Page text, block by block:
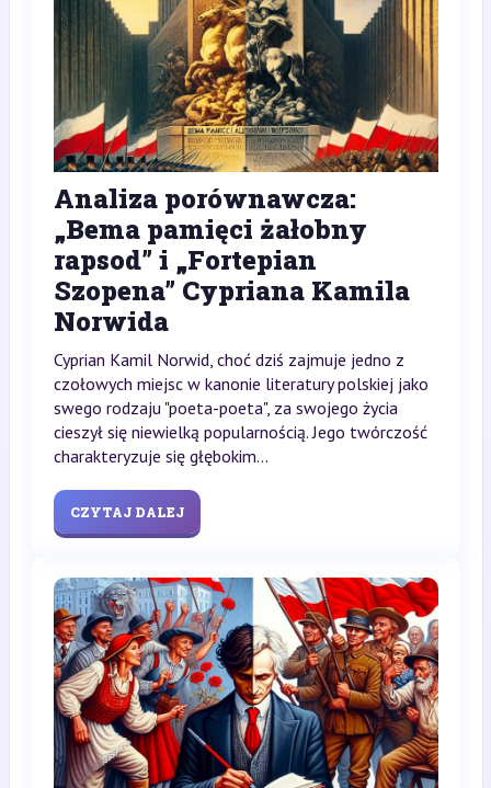
Analiza porównawcza:
„Bema pamięci żałobny
rapsod” i „Fortepian
Szopena” Cypriana Kamila
Norwida
Cyprian Kamil Norwid, choć dziś zajmuje jedno z
czołowych miejsc w kanonie literatury polskiej jako
swego rodzaju "poeta-poeta", za swojego życia
cieszył się niewielką popularnością. Jego twórczość
charakteryzuje się głębokim...
CZYTAJ DALEJ